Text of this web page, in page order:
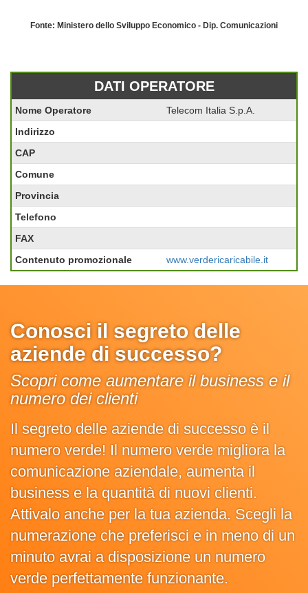
Fonte: Ministero dello Sviluppo Economico - Dip. Comunicazioni
DATI OPERATORE
Nome Operatore
Telecom Italia S.p.A.
Indirizzo
CAP
Comune
Provincia
Telefono
FAX
Contenuto promozionale
www.verdericaricabile.it
Conosci il segreto delle
aziende di successo?
Scopri come aumentare il business e il
numero dei clienti
Il segreto delle aziende di successo è il
numero verde! Il numero verde migliora la
comunicazione aziendale, aumenta il
business e la quantità di nuovi clienti.
Attivalo anche per la tua azienda. Scegli la
numerazione che preferisci e in meno di un
minuto avrai a disposizione un numero
verde perfettamente funzionante.